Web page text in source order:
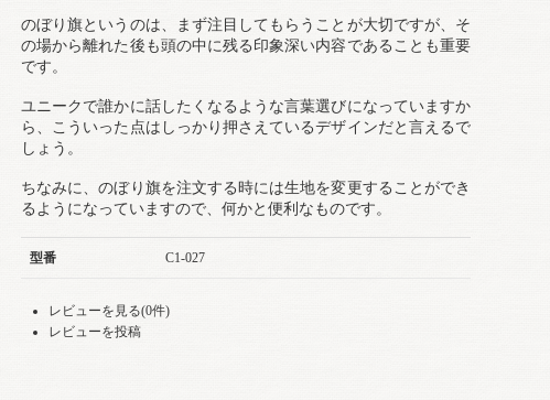
のぼり旗というのは、まず注目してもらうことが大切ですが、そ
の場から離れた後も頭の中に残る印象深い内容であることも重要
です。
ユニークで誰かに話したくなるような言葉選びになっていますか
ら、こういった点はしっかり押さえているデザインだと言えるで
しょう。
ちなみに、のぼり旗を注文する時には生地を変更することができ
るようになっていますので、何かと便利なものです。
型番 C1-027
レビューを見る(0件)
レビューを投稿